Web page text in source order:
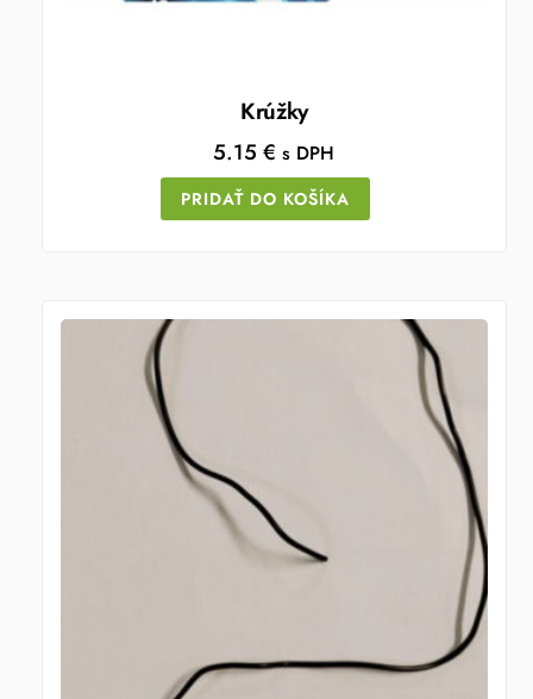
Krúžky
5.15€ s DPH
PRIDAŤ DO KOŠÍKA